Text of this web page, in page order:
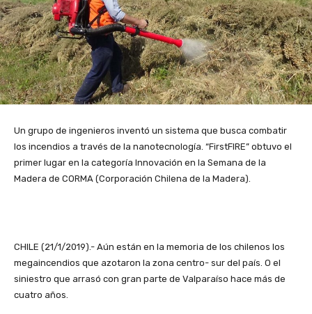
Un grupo de ingenieros inventó un sistema que busca combatir
los incendios a través de la nanotecnología. “FirstFIRE” obtuvo el
primer lugar en la categoría Innovación en la Semana de la
Madera de CORMA (Corporación Chilena de la Madera).
CHILE (21/1/2019).- Aún están en la memoria de los chilenos los
megaincendios que azotaron la zona centro- sur del país. O el
siniestro que arrasó con gran parte de Valparaíso hace más de
cuatro años.